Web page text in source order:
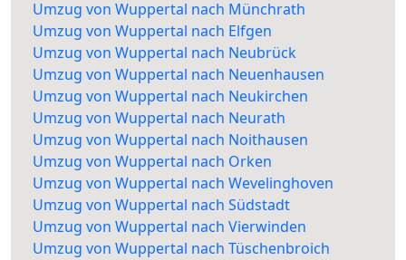
Umzug von Wuppertal nach Münchrath
Umzug von Wuppertal nach Elfgen
Umzug von Wuppertal nach Neubrück
Umzug von Wuppertal nach Neuenhausen
Umzug von Wuppertal nach Neukirchen
Umzug von Wuppertal nach Neurath
Umzug von Wuppertal nach Noithausen
Umzug von Wuppertal nach Orken
Umzug von Wuppertal nach Wevelinghoven
Umzug von Wuppertal nach Südstadt
Umzug von Wuppertal nach Vierwinden
Umzug von Wuppertal nach Tüschenbroich